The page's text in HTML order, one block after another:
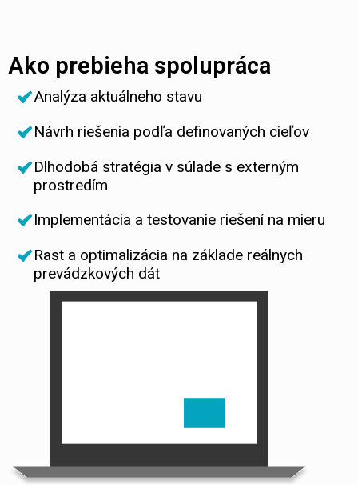
Ako prebieha spolupráca
Analýza aktuálneho stavu
Návrh riešenia podľa definovaných cieľov
Dlhodobá stratégia v súlade s externým
prostredím
Implementácia a testovanie riešení na mieru
Rast a optimalizácia na základe reálnych
prevádzkových dát